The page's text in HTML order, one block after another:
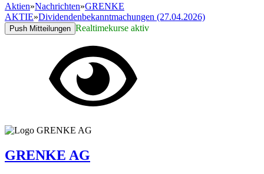
Aktien»Nachrichten»GRENKE
AKTIE»Dividendenbekanntmachungen (27.04.2026)
Push Mitteilungen Realtimekurse aktiv
GRENKE AG